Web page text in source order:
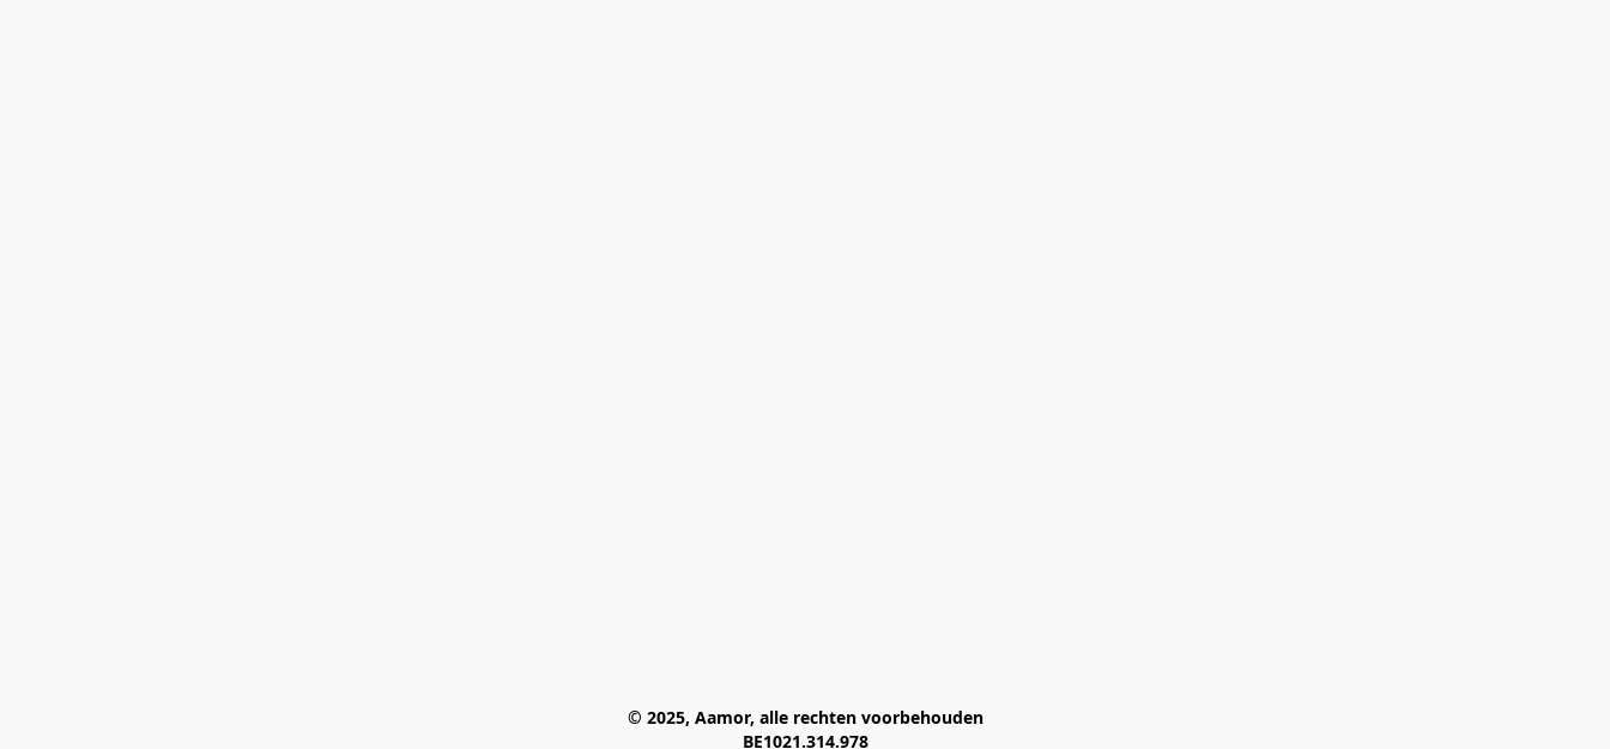
© 2025, Aamor, alle rechten voorbehouden
BE1021.314.978